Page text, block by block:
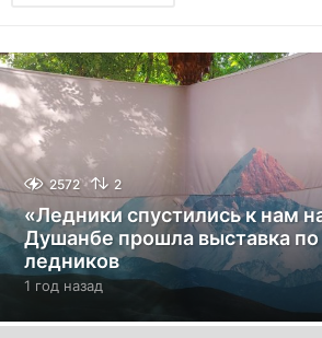
2572 2
«Ледники спустились к нам
Душанбе прошла выставка
ледников
1 год назад
о